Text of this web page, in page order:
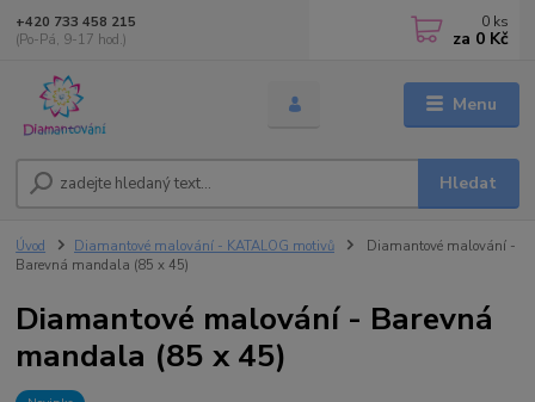
Menu
Hledat
+420 733 458 215
(Po-Pá, 9-17 hod.)
0 ks
za 0 Kč
Úvod Diamantové malování - KATALOG motivů
Diamantové malování -
Barevná mandala (85 x 45)
Diamantové malování - Barevná
mandala (85 x 45)